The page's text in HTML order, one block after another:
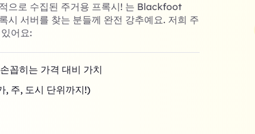
으로 수집된 주거용 프록시! 는 Blackfoot
서버를 찾는 분들께 완전 강추예요. 저희 주
어요:
꼽히는 가격 대비 가치
, 주, 도시 단위까지!)